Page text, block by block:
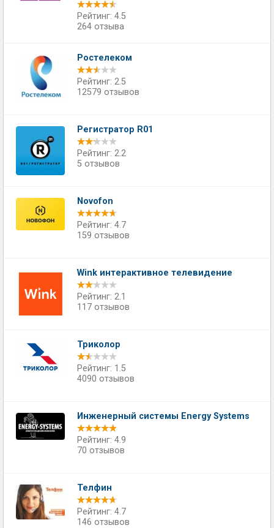
Рейтинг: 4.5
264 отзыва
Ростелеком
Рейтинг: 2.5
12579 отзывов
Регистратор R01
Рейтинг: 2.2
5 отзывов
Novofon
Рейтинг: 4.7
159 отзывов
Wink интерактивное телевидение
Рейтинг: 2.1
117 отзывов
Триколор
Рейтинг: 1.5
4090 отзывов
Инженерный системы Energy Systems
Рейтинг: 4.9
70 отзывов
Телфин
Рейтинг: 4.7
146 отзывов